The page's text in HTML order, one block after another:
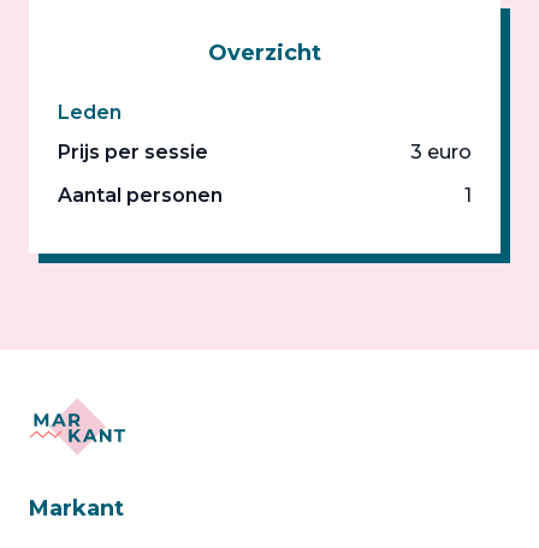
Overzicht
Leden
Prijs per sessie
3 euro
Aantal personen
1
Markant